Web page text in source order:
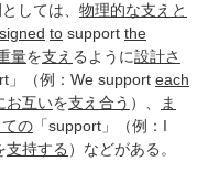
しては、 物理的な支え と
to support the
量を支え るように設計さ
」（例：We support each
お互いを支え合う ）、
ま
ての 「support」（例：I
支持する ）などがある。